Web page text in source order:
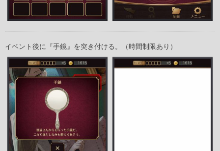
イベント後に『手鏡』を突き付ける。（時間制限あり）